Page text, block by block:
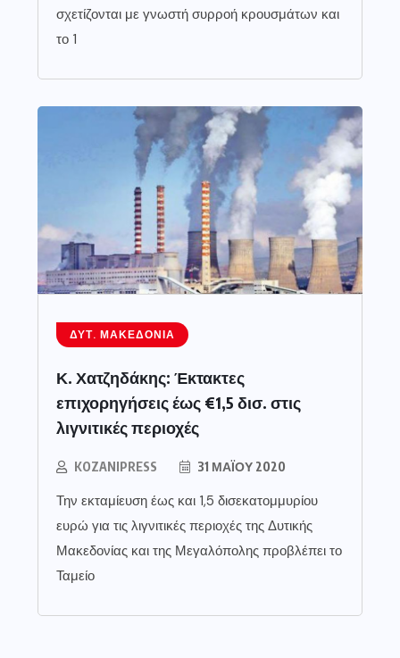
σχετίζονται με γνωστή συρροή κρουσμάτων και
το 1
ΔΥΤ. ΜΑΚΕΔΟΝΊΑ
Κ. Χατζηδάκης: Έκτακτες
επιχορηγήσεις έως €1,5 δισ. στις
λιγνιτικές περιοχές
KOZANIPRESS 31 ΜΑΪ́ΟΥ 2020
Την εκταμίευση έως και 1,5 δισεκατομμυρίου
ευρώ για τις λιγνιτικές περιοχές της Δυτικής
Μακεδονίας και της Μεγαλόπολης προβλέπει το
Ταμείο